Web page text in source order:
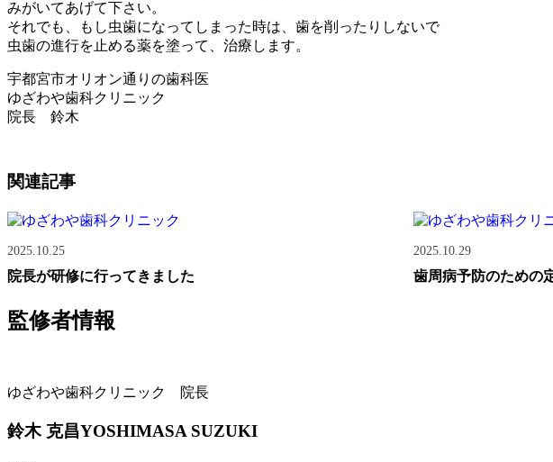
みがいてあげて下さい。
それでも、もし虫歯になってしまった時は、歯を削ったりしないで
虫歯の進行を止める薬を塗って、治療します。
宇都宮市オリオン通りの歯科医
ゆざわや歯科クリニック
院長 鈴木
関連記事
2025.10.25
院長が研修に行ってきました
2025.10.29
歯周病予防のための
監修者情報
ゆざわや歯科クリニック 院長
鈴木 克昌YOSHIMASA SUZUKI